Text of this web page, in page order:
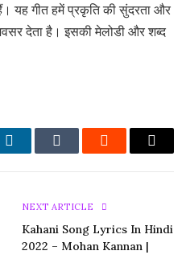
यह गीत हमें प्रकृति की सुंदरता और
देता है। इसकी मेलोडी और शब्द
LinkedInTumblr Reddit Email
NEXT ARTICLE
Kahani Song Lyrics In Hindi
2022 – Mohan Kannan |